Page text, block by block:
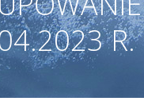
R.